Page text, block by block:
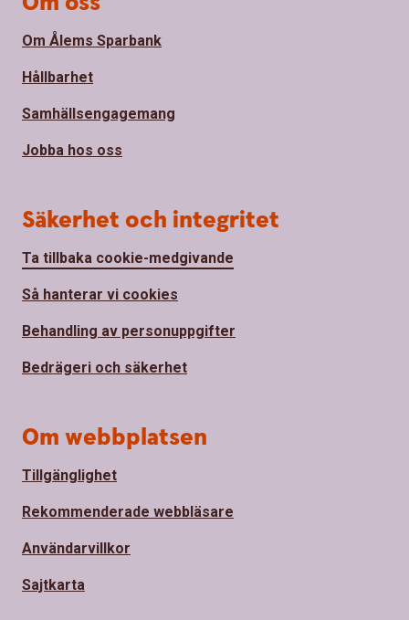
Om Ålems Sparbank
Hållbarhet
Samhällsengagemang
Jobba hos oss
Säkerhet och integritet
Ta tillbaka cookie-medgivande
Så hanterar vi cookies
Behandling av personuppgifter
Bedrägeri och säkerhet
Om webbplatsen
Tillgänglighet
Rekommenderade webbläsare
Användarvillkor
Sajtkarta